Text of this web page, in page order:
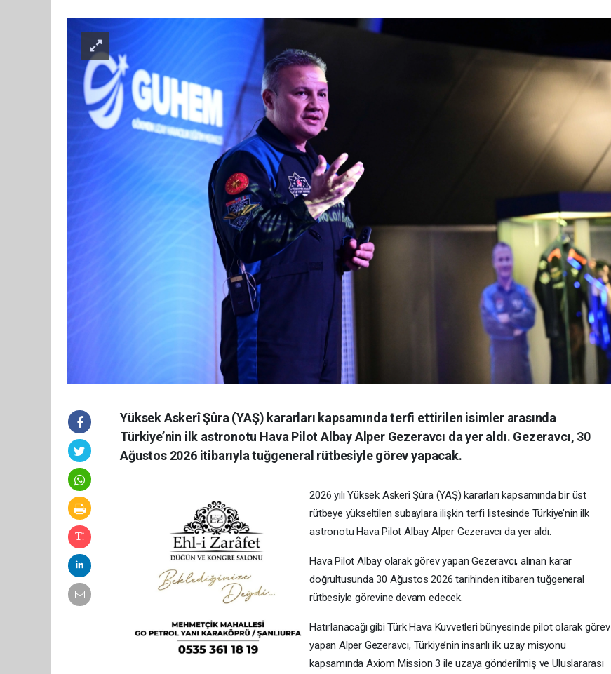
Yüksek Askerî Şûra (YAŞ) kararları kapsamında terfi ettirilen isimler arasında
Türkiye’nin ilk astronotu Hava Pilot Albay Alper Gezeravcı da yer aldı. Gezeravcı, 30
Ağustos 2026 itibarıyla tuğgeneral rütbesiyle görev yapacak.
2026 yılı Yüksek Askerî Şûra (YAŞ) kararları kapsamında bir üst
rütbeye yükseltilen subaylara ilişkin terfi listesinde Türkiye’nin ilk
astronotu Hava Pilot Albay Alper Gezeravcı da yer aldı.
Hava Pilot Albay olarak görev yapan Gezeravcı, alınan karar
doğrultusunda 30 Ağustos 2026 tarihinden itibaren tuğgeneral
rütbesiyle görevine devam edecek.
Hatırlanacağı gibi Türk Hava Kuvvetleri bünyesinde pilot olarak görev
yapan Alper Gezeravcı, Türkiye’nin insanlı ilk uzay misyonu
kapsamında Axiom Mission 3 ile uzaya gönderilmiş ve Uluslararası